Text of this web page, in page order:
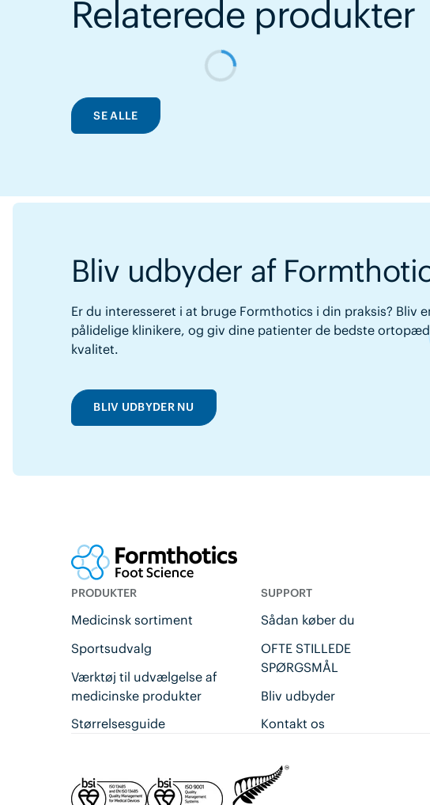
Relaterede produkter
SE ALLE
Bliv udbyder af
Er du interesseret i at bruge Formthotics i din praksis? Bliv
pålidelige klinikere, og giv dine patienter de bedste
kvalitet.
BLIV UDBYDER NU
PRODUKTER
Medicinsk sortiment
Sportsudvalg
Værktøj til udvælgelse af
medicinske produkter
Størrelsesguide
SUPPORT
Sådan køber du
OFTE STILLEDE
SPØRGSMÅL
Bliv udbyder
Kontakt os